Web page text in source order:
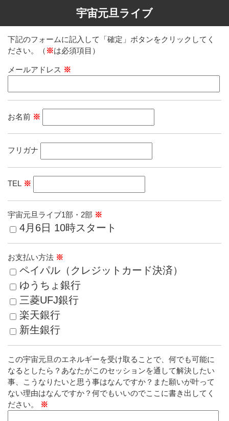
宇宙元旦ライブ
下記のフォームに記入して「確定」ボタンをクリックしてく
ださい。（ ※は必須項目）
メールアドレス ※
お名前 ※
フリガナ
TEL ※
宇宙元旦ライブ1部・2部 ※
4月6日 10時スタート
お支払い方法 ※
ペイパル（クレジットカード決済）
ゆうちょ銀行
三菱UFJ銀行
楽天銀行
新生銀行
この宇宙元旦のエネルギーを受け取ることで、何でも可能に
なるとしたら？あなたがこのセッションを通して解決したい
事、こうなりたいと思う事はなんですか？また願いが叶って
ない理由はなんですか？何でもいいのでここに書き出してく
ださい。
※